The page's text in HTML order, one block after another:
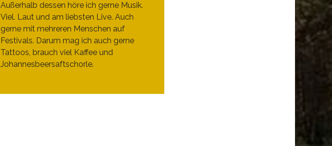
Außerhalb dessen höre ich gerne Musik.
Viel. Laut und am liebsten Live. Auch
gerne mit mehreren Menschen auf
Festivals. Darum mag ich auch gerne
Tattoos, brauch viel Kaffee und
Johannesbeersaftschorle.